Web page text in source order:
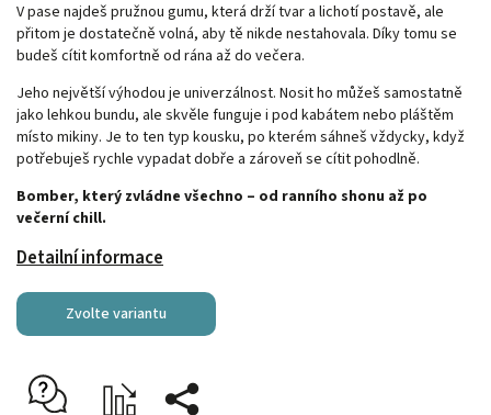
V pase najdeš pružnou gumu, která drží tvar a lichotí postavě, ale
přitom je dostatečně volná, aby tě nikde nestahovala. Díky tomu se
budeš cítit komfortně od rána až do večera.
Jeho největší výhodou je univerzálnost. Nosit ho můžeš samostatně
jako lehkou bundu, ale skvěle funguje i pod kabátem nebo pláštěm
místo mikiny. Je to ten typ kousku, po kterém sáhneš vždycky, když
potřebuješ rychle vypadat dobře a zároveň se cítit pohodlně.
Bomber, který zvládne všechno – od ranního shonu až po
večerní chill.
Detailní informace
Zvolte variantu